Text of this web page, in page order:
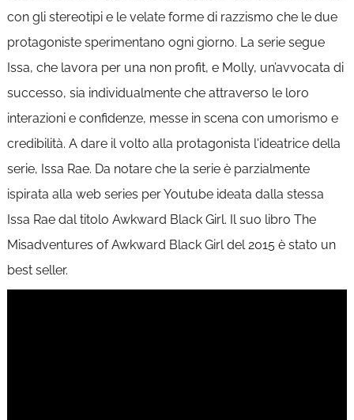
con gli stereotipi e le velate forme di razzismo che le due
protagoniste sperimentano ogni giorno. La serie segue
Issa, che lavora per una non profit, e Molly, un’avvocata di
successo, sia individualmente che attraverso le loro
interazioni e confidenze, messe in scena con umorismo e
credibilità. A dare il volto alla protagonista l'ideatrice della
serie, Issa Rae. Da notare che la serie è parzialmente
ispirata alla web series per Youtube ideata dalla stessa
Issa Rae dal titolo Awkward Black Girl. Il suo libro The
Misadventures of Awkward Black Girl del 2015 è stato un
best seller.